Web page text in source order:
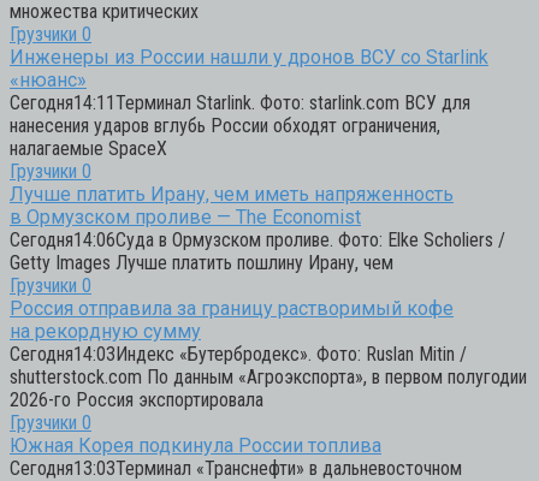
множества критических
Грузчики 0
Инженеры из России нашли у дронов ВСУ со Starlink
«нюанс»
Сегодня14:11Терминал Starlink. Фото: starlink.com ВСУ для
нанесения ударов вглубь России обходят ограничения,
налагаемые SpaceX
Грузчики 0
Лучше платить Ирану, чем иметь напряженность
в Ормузском проливе — The Economist
Сегодня14:06Суда в Ормузском проливе. Фото: Elke Scholiers /
Getty Images Лучше платить пошлину Ирану, чем
Грузчики 0
Россия отправила за границу растворимый кофе
на рекордную сумму
Сегодня14:03Индекс «Бутербродекс». Фото: Ruslan Mitin /
shutterstock.com По данным «Агроэкспорта», в первом полугодии
2026-го Россия экспортировала
Грузчики 0
Южная Корея подкинула России топлива
Сегодня13:03Терминал «Транснефти» в дальневосточном